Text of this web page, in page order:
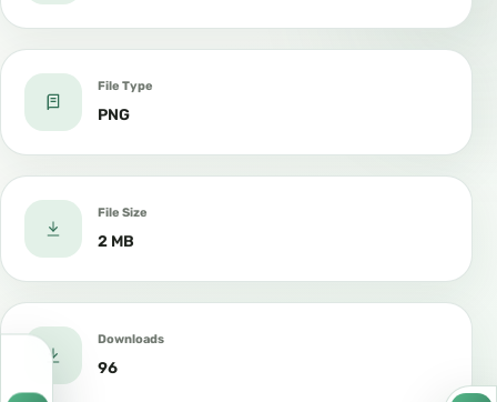
File Type
PNG
File Size
2 MB
Downloads
96